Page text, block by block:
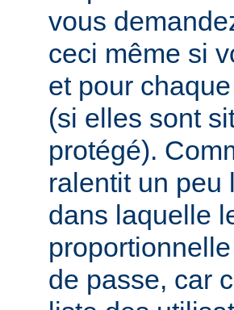
vous
ceci même si
et pour
(si elles sont
protégé).
ralentit un peu
dans laquelle
de passe, car